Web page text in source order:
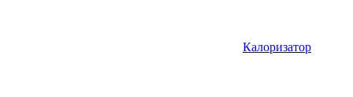
Калоризатор